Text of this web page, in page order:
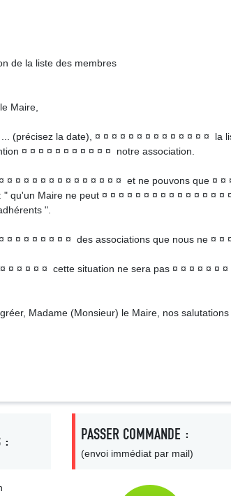
de la liste des membres
Maire,
(précisez la date), ¤ ¤ ¤ ¤ ¤ ¤ ¤ ¤ ¤ ¤ ¤ ¤ ¤ ¤ la
¤ ¤ ¤ ¤ ¤ ¤ ¤ ¤ ¤ ¤ ¤ notre association.
¤ ¤ ¤ ¤ ¤ ¤ ¤ ¤ ¤ ¤ ¤ ¤ ¤ ¤ et ne pouvons que ¤
qu'un Maire ne peut ¤ ¤ ¤ ¤ ¤ ¤ ¤ ¤ ¤ ¤ ¤ ¤ ¤ ¤ ¤
".
¤ ¤ ¤ ¤ ¤ ¤ ¤ ¤ des associations que nous ne ¤ ¤
¤ ¤ ¤ ¤ ¤ cette situation ne sera pas ¤ ¤ ¤ ¤ ¤ ¤
Madame (Monsieur) le Maire, nos salutations
: PASSER COMMANDE :
(envoi immédiat par mail)